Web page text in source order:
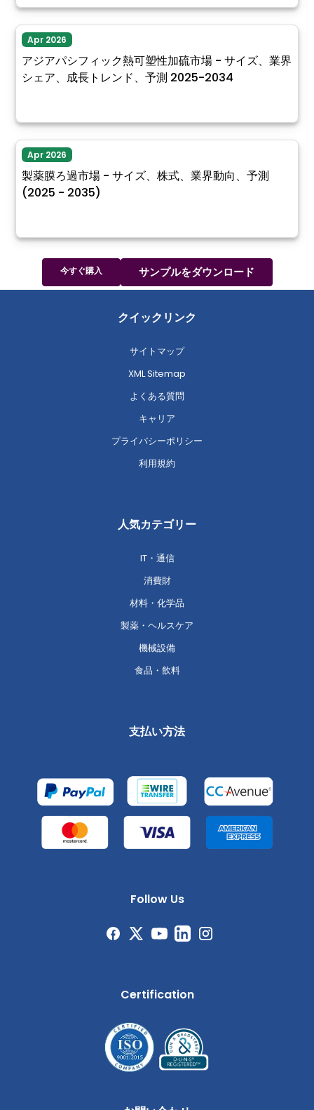
Apr 2026
アジアパシフィック熱可塑性加硫市場 - サイズ、業界
シェア、成長トレンド、予測 2025-2034
Apr 2026
製薬膜ろ過市場 - サイズ、株式、業界動向、予測
(2025 - 2035)
今すぐ購入 サンプルをダウンロード
クイックリンク
サイトマップ
XML Sitemap
よくある質問
キャリア
プライバシーポリシー
利用規約
人気カテゴリー
IT・通信
消費財
材料・化学品
製薬・ヘルスケア
機械設備
食品・飲料
支払い方法
Follow Us
Certification